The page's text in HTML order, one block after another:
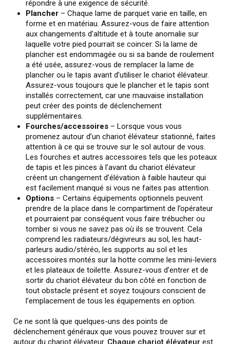
répondre à une exigence de sécurité.
Plancher – Chaque lame de parquet varie en taille, en
forme et en matériau. Assurez-vous de faire attention
aux changements d’altitude et à toute anomalie sur
laquelle votre pied pourrait se coincer. Si la lame de
plancher est endommagée ou si sa bande de roulement
a été usée, assurez-vous de remplacer la lame de
plancher ou le tapis avant d’utiliser le chariot élévateur.
Assurez-vous toujours que le plancher et le tapis sont
installés correctement, car une mauvaise installation
peut créer des points de déclenchement
supplémentaires.
Fourches/accessoires – Lorsque vous vous
promenez autour d’un chariot élévateur stationné, faites
attention à ce qui se trouve sur le sol autour de vous.
Les fourches et autres accessoires tels que les poteaux
de tapis et les pinces à l’avant du chariot élévateur
créent un changement d’élévation à faible hauteur qui
est facilement manqué si vous ne faites pas attention.
Options – Certains équipements optionnels peuvent
prendre de la place dans le compartiment de l’opérateur
et pourraient par conséquent vous faire trébucher ou
tomber si vous ne savez pas où ils se trouvent. Cela
comprend les radiateurs/dégivreurs au sol, les haut-
parleurs audio/stéréo, les supports au sol et les
accessoires montés sur la hotte comme les mini-leviers
et les plateaux de toilette. Assurez-vous d’entrer et de
sortir du chariot élévateur du bon côté en fonction de
tout obstacle présent et soyez toujours conscient de
l’emplacement de tous les équipements en option.
Ce ne sont là que quelques-uns des points de
déclenchement généraux que vous pouvez trouver sur et
autour du chariot élévateur. Chaque chariot élévateur est